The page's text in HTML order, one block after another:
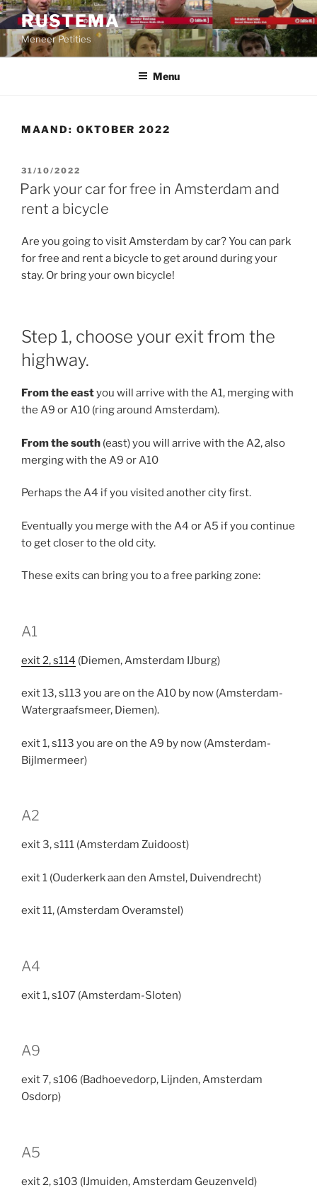
Ga
naar
inhoud
RUSTEMA
Meneer Petities
Menu
MAAND: OKTOBER 2022
GEPLAATST
OP
31/10/2022
Park your car for free in Amsterdam and
rent a bicycle
Are you going to visit Amsterdam by car? You can park
for free and rent a bicycle to get around during your
stay. Or bring your own bicycle!
Step 1, choose your exit from the
highway.
From the eastyou will arrive with the A1, merging with
the A9 or A10 (ring around Amsterdam).
From the south (east) you will arrive with the A2, also
merging with the A9 or A10
Perhaps the A4 if you visited another city first.
Eventually you merge with the A4 or A5 if you continue
to get closer to the old city.
These exits can bring you to a free parking zone:
A1
exit 2, s114 (Diemen, Amsterdam IJburg)
exit 13, s113 you are on the A10 by now (Amsterdam-
Watergraafsmeer, Diemen).
exit 1, s113 you are on the A9 by now (Amsterdam-
Bijlmermeer)
A2
exit 3, s111 (Amsterdam Zuidoost)
exit 1 (Ouderkerk aan den Amstel, Duivendrecht)
exit 11, (Amsterdam Overamstel)
A4
exit 1, s107 (Amsterdam-Sloten)
A9
exit 7, s106 (Badhoevedorp, Lijnden, Amsterdam
Osdorp)
A5
exit 2, s103 (IJmuiden, Amsterdam Geuzenveld)